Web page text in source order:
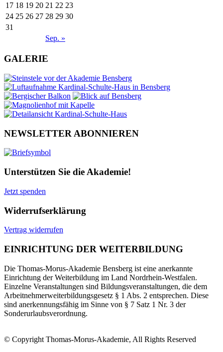
Sep. »
17 18 19 20 21 22 23
24 25 26 27 28 29 30
31
GALERIE
NEWSLETTER ABONNIEREN
Unterstützen Sie die Akademie!
Jetzt spenden
Widerrufserklärung
Vertrag widerrufen
EINRICHTUNG DER WEITERBILDUNG
Die Thomas-Morus-Akademie Bensberg ist eine anerkannte
Einrichtung der Weiterbildung im Land Nordrhein-Westfalen.
Einzelne Veranstaltungen sind Bildungsveranstaltungen, die dem
Arbeitnehmerweiterbildungsgesetz § 1 Abs. 2 entsprechen. Diese
sind anerkennungsfähig im Sinne von § 7 Satz 1 Nr. 3 der
Sonderurlaubsverordnung.
© Copyright Thomas-Morus-Akademie, All Rights Reserved